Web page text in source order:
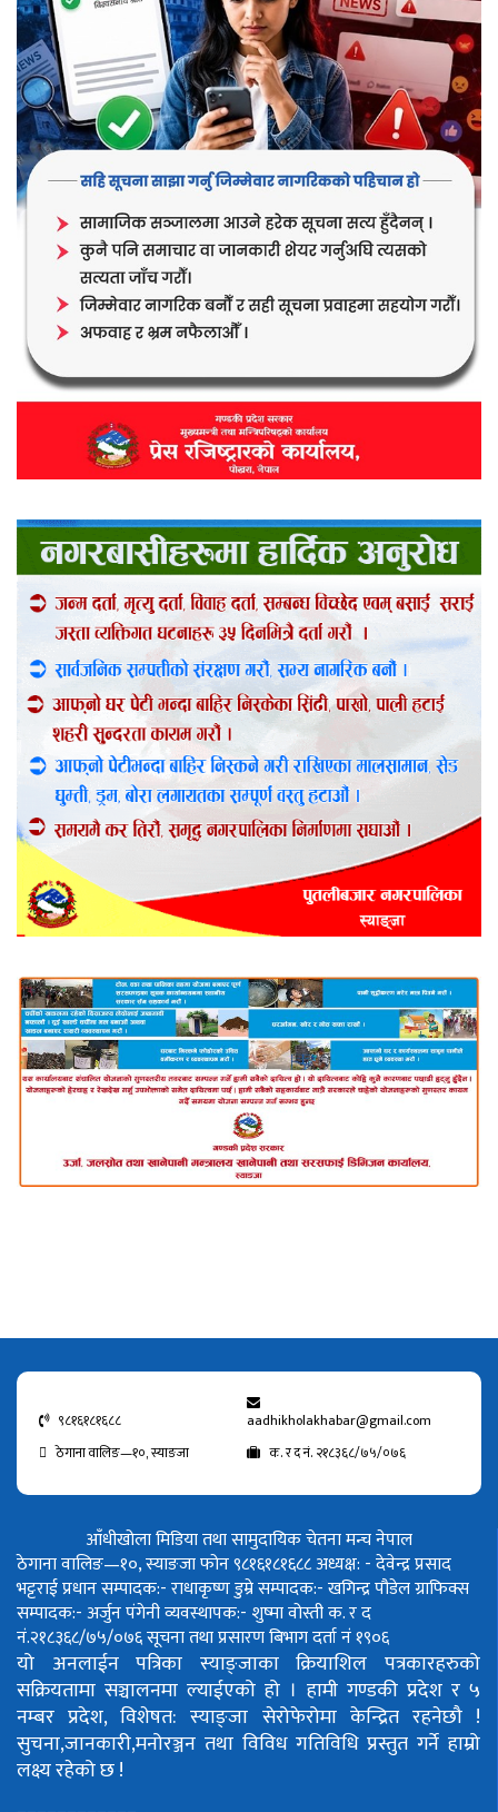
९८१६१८१६८८
aadhikholakhabar@gmail.com
ठेगाना वालिङ—१०, स्याङजा
क. र द नं. २१८३६८/७५/०७६
आँधीखोला मिडिया तथा सामुदायिक चेतना मन्च नेपाल
ठेगाना वालिङ—१०, स्याङजा फोन ९८१६१८१६८८अध्यक्ष: - देवेन्द्र प्रसाद
भट्टराईप्रधान सम्पादक:- राधाकृष्ण डुम्रेसम्पादक:- खगिन्द्र पौडेलग्राफिक्स
सम्पादक:- अर्जुन पंगेनीव्यवस्थापक:- शुष्मा वोस्तीक. र द
नं.२१८३६८/७५/०७६सूचना तथा प्रसारण बिभाग दर्ता नं १९०६
यो अनलाईन पत्रिका स्याङ्जाका क्रियाशिल पत्रकारहरुको
सक्रियतामा सञ्चालनमा ल्याईएको हो । हामी गण्डकी प्रदेश र ५
नम्बर प्रदेश, विशेषत: स्याङ्जा सेरोफेरोमा केन्द्रित रहनेछौ !
सुचना,जानकारी,मनोरञ्जन तथा विविध गतिविधि प्रस्तुत गर्ने हाम्रो
लक्ष्य रहेको छ !